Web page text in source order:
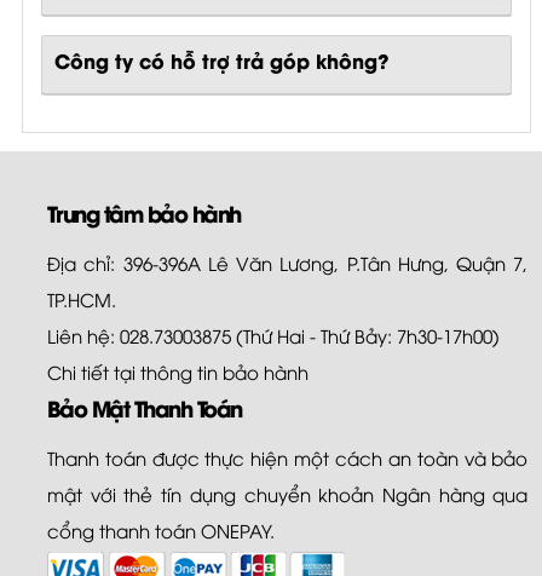
Công ty có hỗ trợ trả góp không?
Trung tâm bảo hành
Địa chỉ: 396-396A Lê Văn Lương, P.Tân Hưng, Quận 7,
TP.HCM.
Liên hệ: 028.73003875 (Thứ Hai - Thứ Bảy: 7h30-17h00)
Chi tiết tại thông tin bảo hành
Bảo Mật Thanh Toán
Thanh toán được thực hiện một cách an toàn và bảo
mật với thẻ tín dụng chuyển khoản Ngân hàng qua
cổng thanh toán ONEPAY.